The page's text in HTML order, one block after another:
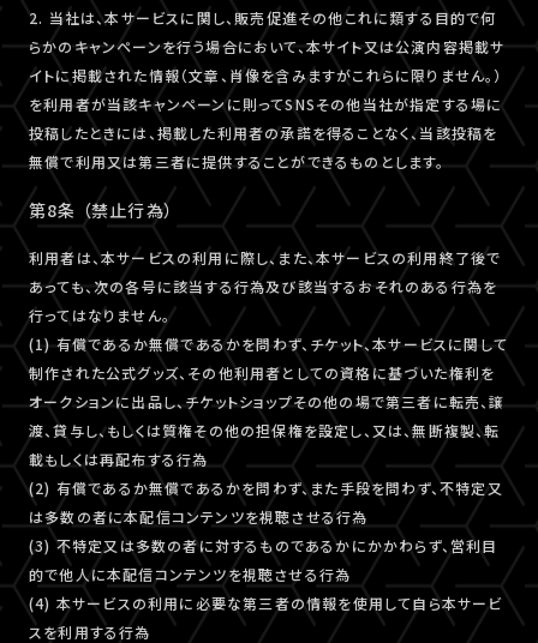
2. 当社は、本サービスに関し、販売促進その他これに類する目的で何
らかのキャンペーンを行う場合において、本サイト又は公演内容掲載サ
イトに掲載された情報（文章、肖像を含みますがこれらに限りません。）
を利用者が当該キャンペーンに則ってSNSその他当社が指定する場に
投稿したときには、掲載した利用者の承諾を得ることなく、当該投稿を
無償で利用又は第三者に提供することができるものとします。
第8条 （禁止行為）
利用者は、本サービスの利用に際し、また、本サービスの利用終了後で
あっても、次の各号に該当する行為及び該当するおそれのある行為を
行ってはなりません。
(1) 有償であるか無償であるかを問わず、チケット、本サービスに関して
制作された公式グッズ、その他利用者としての資格に基づいた権利を
オークションに出品し、チケットショップその他の場で第三者に転売、譲
渡、貸与し、もしくは質権その他の担保権を設定し、又は、無断複製、転
載もしくは再配布する行為
(2) 有償であるか無償であるかを問わず、また手段を問わず、不特定又
は多数の者に本配信コンテンツを視聴させる行為
(3) 不特定又は多数の者に対するものであるかにかかわらず、営利目
的で他人に本配信コンテンツを視聴させる行為
(4) 本サービスの利用に必要な第三者の情報を使用して自ら本サービ
スを利用する行為